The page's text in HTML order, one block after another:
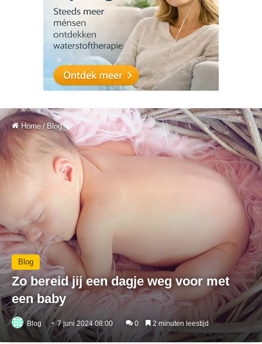
Home / Blog
Blog
Zo bereid jij een dagje weg voor met
een baby
Blog 7 juni 2024 08:00 0 2 minuten leestijd